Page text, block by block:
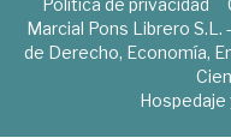
Marcial Pons Librero
de Derecho, Economía,
Hospedaje